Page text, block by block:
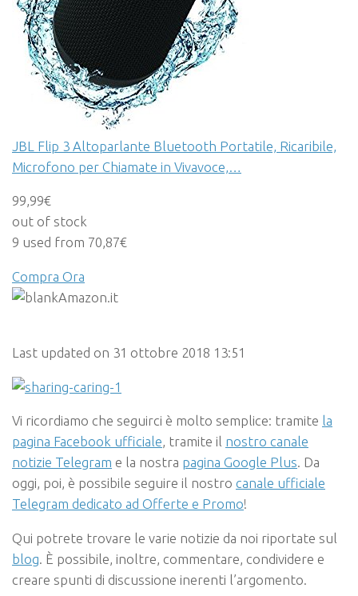
JBL Flip 3 Altoparlante Bluetooth Portatile, Ricaribile,
Microfono per Chiamate in Vivavoce,…
99,99€
out of stock
9 used from 70,87€
Compra Ora
Amazon.it
Last updated on 31 ottobre 2018 13:51
Vi ricordiamo che seguirci è molto semplice: tramite la
pagina Facebook ufficiale, tramite il nostro canale
notizie Telegram e la nostra pagina Google Plus. Da
oggi, poi, è possibile seguire il nostro canale ufficiale
Telegram dedicato ad Offerte e Promo!
Qui potrete trovare le varie notizie da noi riportate sul
blog. È possibile, inoltre, commentare, condividere e
creare spunti di discussione inerenti l’argomento.